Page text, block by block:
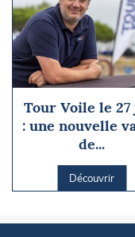
Tour Voile le
: une nouvelle
de...
Découvrir